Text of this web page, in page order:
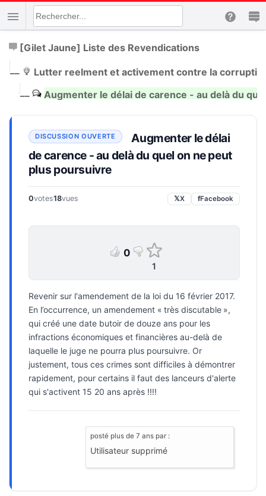
[Gilet Jaune] Liste des Revendications
__
Lutter reelment et activement contre la
__ Augmenter le délai de carence - au delà du
Augmenter le délai
de carence - au delà du quel on ne peut
plus poursuivre
0votes18vues 𝕏X fFacebook
0
1
Revenir sur l'amendement de la loi du 16 février 2017.
En l’occurrence, un amendement « très discutable »,
qui créé une date butoir de douze ans pour les
infractions économiques et financières au-delà de
laquelle le juge ne pourra plus poursuivre. Or
justement, tous ces crimes sont difficiles à démontrer
rapidement, pour certains il faut des lanceurs d'alerte
qui s'activent 15 20 ans après !!!!
posté plus de 7 ans par :
Utilisateur supprimé